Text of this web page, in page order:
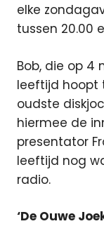
elke
tussen 20.00
Bob, die op 4
leeftijd hoopt
oudste
hiermee de
presentator
leeftijd nog
radio.
‘De Ouwe